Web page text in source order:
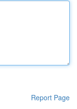
Report Page